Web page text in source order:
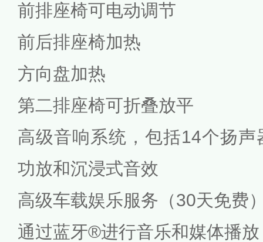
前排座椅可电动调节
前后排座椅加热
方向盘加热
第二排座椅可折叠放平
高级音响系统，包括14个扬
功放和沉浸式音效
高级车载娱乐服务（30天免费
通过蓝牙®进行音乐和媒体播放